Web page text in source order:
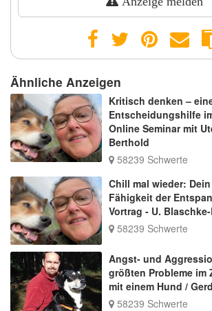
Ähnliche Anzeigen
Kritisch denken –
Entscheidungshilfe
Online Seminar mit
Berthold
58239 Schwerte
Chill mal wieder:
Fähigkeit der
Vortrag - U.
58239 Schwerte
Angst- und
größten Probleme im
mit einem Hund /
58239 Schwerte